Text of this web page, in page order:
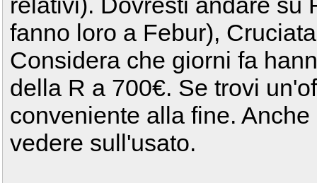
fanno loro a Febur),
Considera che giorni fa
della R a 700€. Se trovi
conveniente alla fine.
vedere sull'usato.